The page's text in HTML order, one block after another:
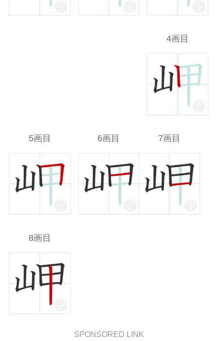
4画目
5画目 6画目 7画目
8画目
SPONSORED LINK